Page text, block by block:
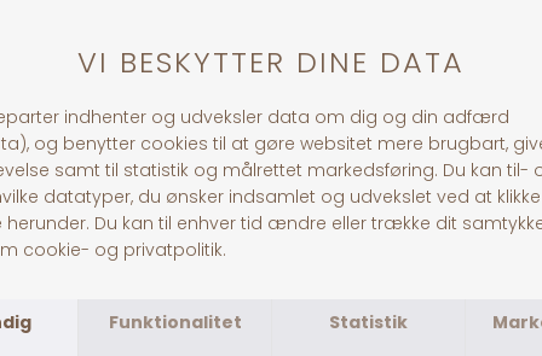
EHEIM filterpatroner T/2008